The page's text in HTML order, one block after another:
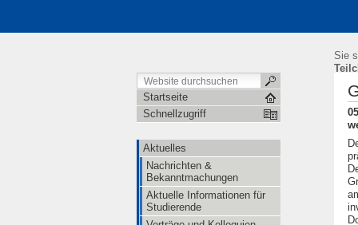
Sie
Startseite
Schnellzugriff
Aktuelles
Nachrichten &
Bekanntmachungen
Aktuelle Informationen für
Studierende